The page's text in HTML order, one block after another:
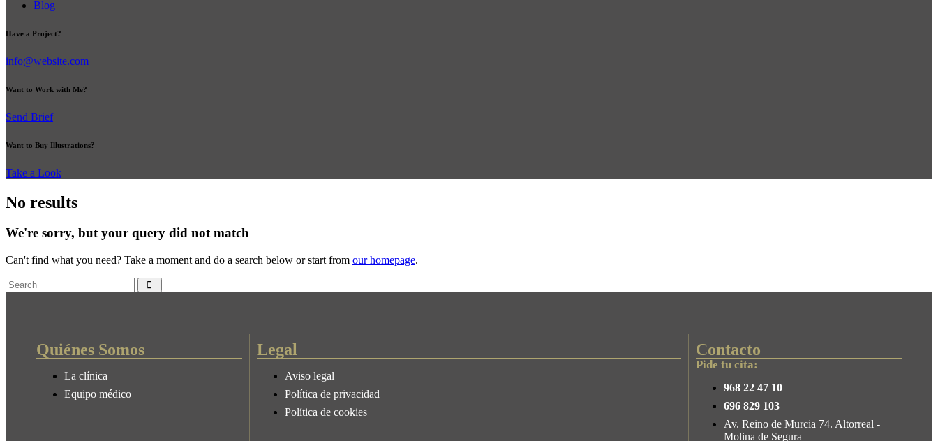
Blog
Have a Project?
info@website.com
Want to Work with Me?
Send Brief
Want to Buy Illustrations?
Take a Look
No results
We're sorry, but your query did not match
Can't find what you need? Take a moment and do a search below or start from our homepage.
Quiénes Somos
La clínica
Equipo médico
Legal
Aviso legal
Política de privacidad
Política de cookies
Contacto
Pide tu cita:
968 22 47 10
696 829 103
Av. Reino de Murcia 74. Altorreal -
Molina de Segura